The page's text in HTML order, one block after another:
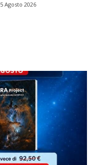
5 Agosto 2026